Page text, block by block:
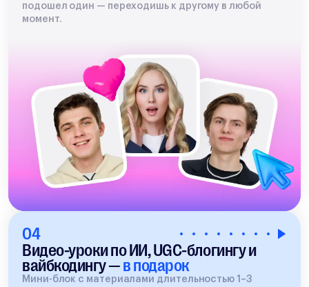
подошел один — переходишь к другому в любой
момент.
04
Видео-уроки по ИИ, UGC-блогингу и
вайбкодингу —в подарок
Мини-блок с материалами длительностью 1–3